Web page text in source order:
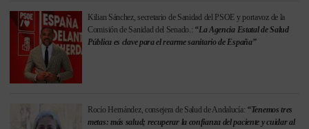
Kilian Sánchez, secretario de Sanidad del PSOE y portavoz de la
Comisión de Sanidad del Senado.: “La Agencia Estatal de Salud
Pública es clave para el rearme sanitario de España”
Rocío Hernández, consejera de Salud de Andalucía: “Tenemos tres
metas: más salud; recuperar la confianza del paciente y cuidar al